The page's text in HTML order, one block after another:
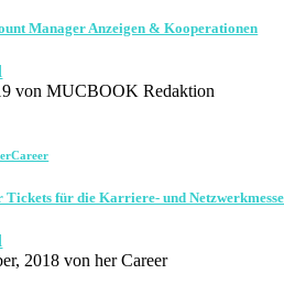
Manager Anzeigen & Kooperationen
von MUCBOOK Redaktion
Tickets für die Karriere- und
2018 von her Career